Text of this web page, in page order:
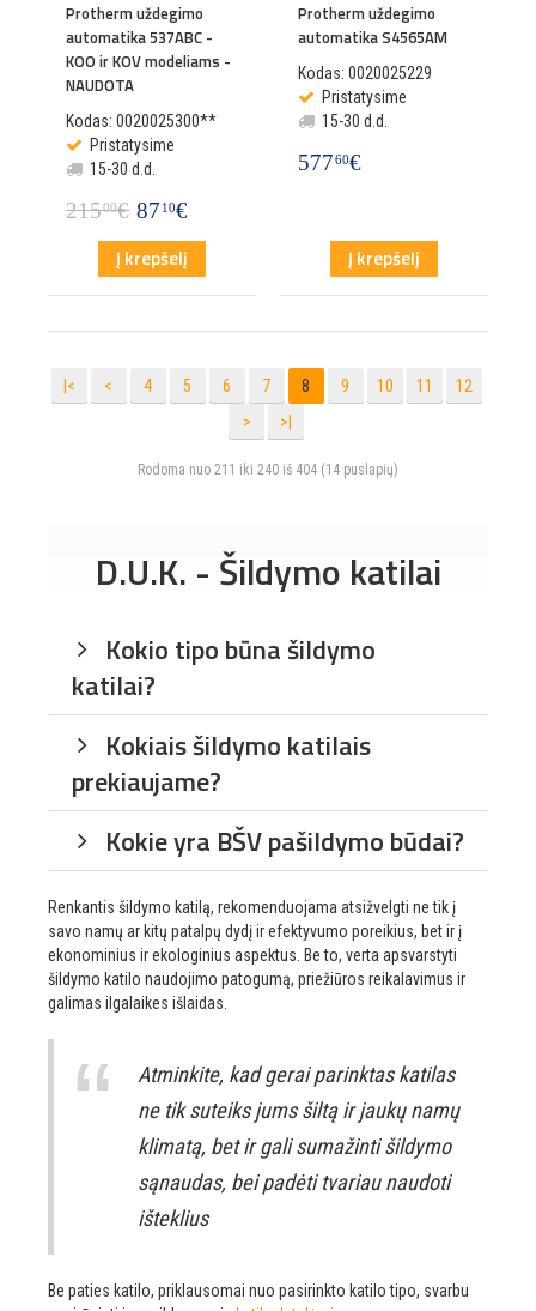
Protherm uždegimo
automatika 537ABC -
KOO ir KOV modeliams -
NAUDOTA
Kodas: 0020025300**
Pristatysime
15-30 d.d.
21500€ 87 10€
Į krepšelį
Protherm uždegimo
automatika S4565AM
Kodas: 0020025229
Pristatysime
15-30 d.d.
57760€
Į krepšelį
|< < 4 5 6 7 8 9 10 11
12
>
>|
Rodoma nuo 211 iki 240 iš 404 (14 puslapių)
D.U.K. - Šildymo katilai
Kokio tipo būna šildymo
katilai?
Kokiais šildymo katilais
prekiaujame?
Kokie yra BŠV pašildymo būdai?
Renkantis šildymo katilą, rekomenduojama atsižvelgti ne tik į
savo namų ar kitų patalpų dydį ir efektyvumo poreikius, bet ir į
ekonominius ir ekologinius aspektus. Be to, verta apsvarstyti
šildymo katilo naudojimo patogumą, priežiūros reikalavimus ir
galimas ilgalaikes išlaidas.
Atminkite, kad gerai parinktas katilas
ne tik suteiks jums šiltą ir jaukų namų
klimatą, bet ir gali sumažinti šildymo
sąnaudas, bei padėti tvariau naudoti
išteklius
Be paties katilo, priklausomai nuo pasirinkto katilo tipo, svarbu